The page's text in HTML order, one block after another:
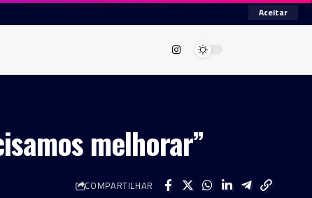
Aceitar
melhorar”
COMPARTILHAR